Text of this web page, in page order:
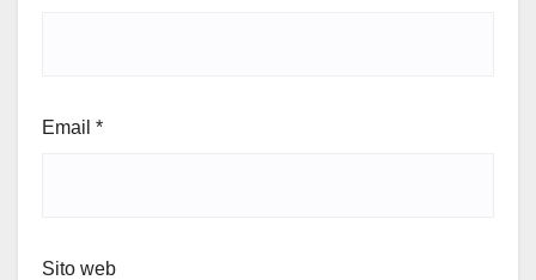
Email *
Sito web